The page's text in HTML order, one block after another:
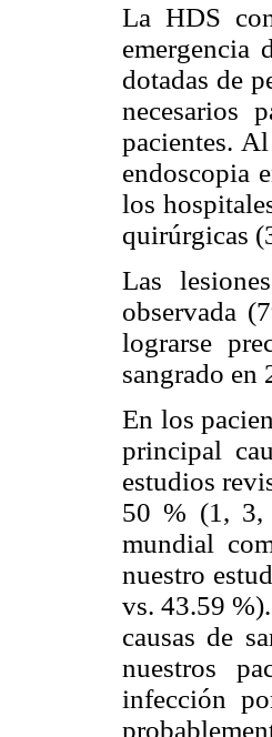
La HDS
emergencia
dotadas de
necesarios
pacientes.
endoscopia
los
quirúrgicas
Las
observada
lograrse
sangrado en
En los
principal
estudios
50 % (1, 3,
mundial
nuestro
vs. 43.59
causas de
nuestros
infección